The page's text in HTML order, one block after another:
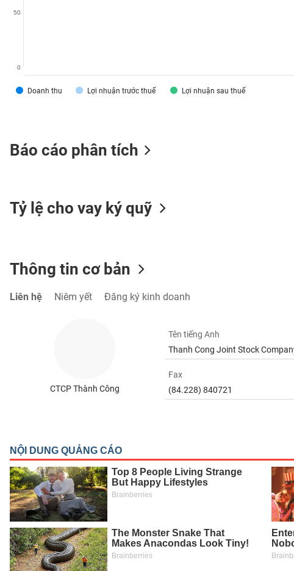
Doanh thu Lợi nhuận trước thuế Lợi nhuận sau thuế
0
50
Báo cáo phân tích
Tỷ lệ cho vay ký quỹ
Thông tin cơ bản
Liên hệ Niêm yết Đăng ký kinh doanh
CTCP Thành Công
Tên tiếng Anh
Thanh Cong Joint Stock
Fax
(84.228) 840721
DÙNG
DÙNG
THIẾT
CHĂM
CÔNG
NGHỆ
THÔNG
TIN
DỊCH